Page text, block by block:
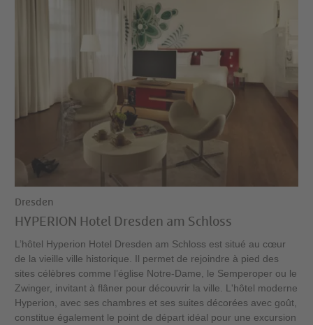
Dresden
HYPERION Hotel Dresden am Schloss
L’hôtel Hyperion Hotel Dresden am Schloss est situé au cœur
de la vieille ville historique. Il permet de rejoindre à pied des
sites célèbres comme l’église Notre-Dame, le Semperoper ou le
Zwinger, invitant à flâner pour découvrir la ville. L'hôtel moderne
Hyperion, avec ses chambres et ses suites décorées avec goût,
constitue également le point de départ idéal pour une excursion